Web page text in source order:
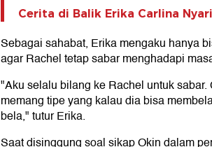
Cerita di Balik Erika Carlina
Sebagai sahabat, Erika mengaku hanya
agar Rachel tetap sabar menghadapi
"Aku selalu bilang ke Rachel untuk
memang tipe yang kalau dia bisa
bela," tutur Erika.
Saat disinggung soal sikap Okin dalam